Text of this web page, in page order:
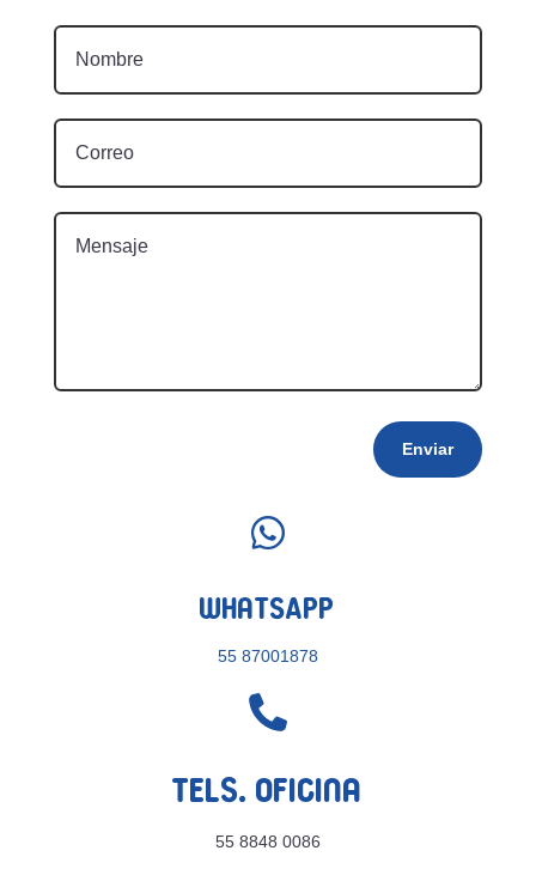
Enviar

WhatsApp
55 87001878

Tels. Oficina
55 8848 0086